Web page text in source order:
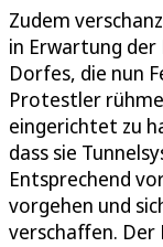
Zudem
in Erwartung der
Dorfes, die nun
Protestler
eingerichtet zu
dass sie
Entsprechend
vorgehen und
verschaffen. Der